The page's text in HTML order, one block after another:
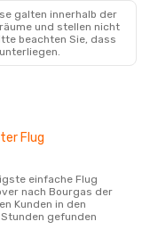
galten innerhalb der
und stellen nicht
beachten Sie, dass
Flug
nach Bourgas der
Kunden in den
gefunden